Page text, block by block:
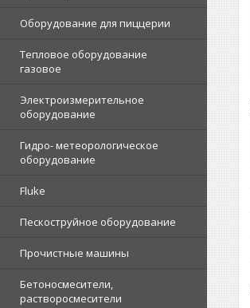
Оборудование для пиццерии
Тепловое оборудование
газовое
Электроизмерительное
оборудование
Гидро- метеорологическое
оборудование
Fluke
Пескоструйное оборудование
Прочистные машины
Бетоносмесители,
растворосмесители